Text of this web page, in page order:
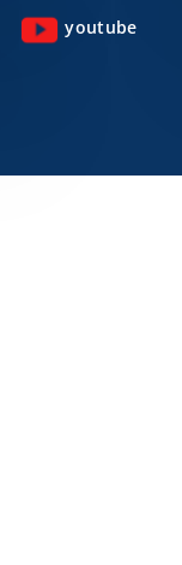
youtube